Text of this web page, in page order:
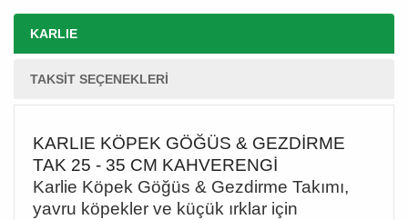
KARLIE
TAKSIT SEÇENEKLERI
KARLIE KÖPEK GÖĞÜS & GEZDİRME
TAK 25 - 35 CM KAHVERENGİ
Karlie Köpek Göğüs & Gezdirme Takımı,
yavru köpekler ve küçük ırklar için